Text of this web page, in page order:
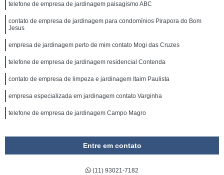
telefone de empresa de jardinagem paisagismo ABC
contato de empresa de jardinagem para condomínios Pirapora do Bom
Jesus
empresa de jardinagem perto de mim contato Mogi das Cruzes
telefone de empresa de jardinagem residencial Contenda
contato de empresa de limpeza e jardinagem Itaim Paulista
empresa especializada em jardinagem contato Varginha
telefone de empresa de jardinagem Campo Magro
Entre em contato
(11) 93021-7182